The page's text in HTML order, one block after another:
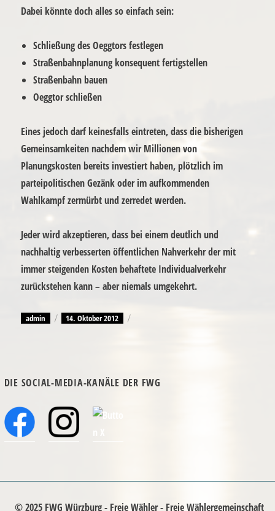
Dabei könnte doch alles so einfach sein:
Schließung des Oeggtors festlegen
Straßenbahnplanung konsequent fertigstellen
Straßenbahn bauen
Oeggtor schließen
Eines jedoch darf keinesfalls eintreten, dass die bisherigen
Gemeinsamkeiten nachdem wir Millionen von
Planungskosten bereits investiert haben, plötzlich im
parteipolitischen Gezänk oder im aufkommenden
Wahlkampf zermürbt und zerredet werden.
Jeder wird akzeptieren, dass bei einem deutlich und
nachhaltig verbesserten öffentlichen Nahverkehr der mit
immer steigenden Kosten behaftete Individualverkehr
zurückstehen kann – aber niemals umgekehrt.
Autor
admin
Veröffentlicht
14. Oktober 2012
DIE SOCIAL-MEDIA-KANÄLE DER FWG
© 2025 FWG Würzburg - Freie Wähler - Freie Wählergemeinschaft